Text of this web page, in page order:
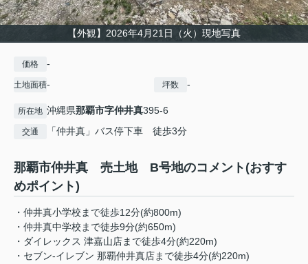
【外観】2026年4月21日（火）現地写真
価格 -
土地面積- 坪数 -
所在地 沖縄県那覇市字仲井真395-6
交通 「仲井真」バス停下車 徒歩3分
那覇市仲井真 売土地 B号地のコメント(おすす
めポイント)
・仲井真小学校まで徒歩12分(約800m)
・仲井真中学校まで徒歩9分(約650m)
・ダイレックス 津嘉山店まで徒歩4分(約220m)
・セブン-イレブン 那覇仲井真店まで徒歩4分(約220m)